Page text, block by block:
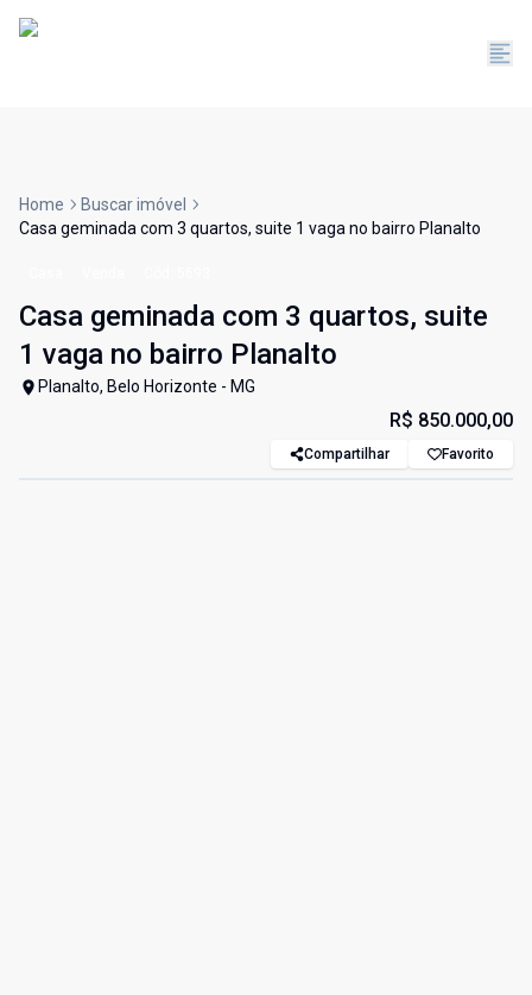
Home
Buscar imóvel
Casa geminada com 3 quartos, suite 1 vaga no bairro Planalto
Casa geminada com 3 quartos, suite
1 vaga no bairro Planalto
Planalto, Belo Horizonte - MG
R$ 850.000,00
Compartilhar Favorito